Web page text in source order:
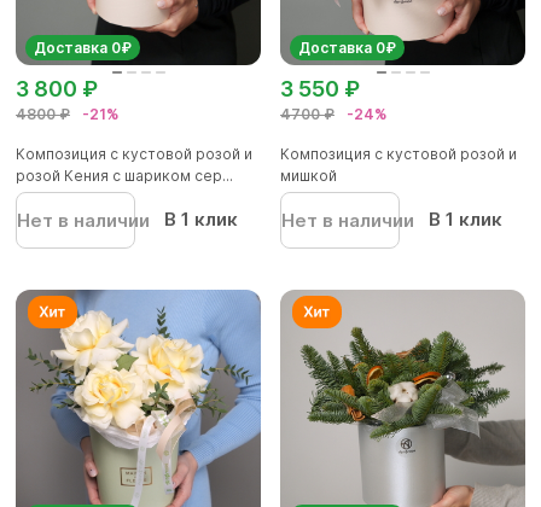
Доставка 0₽
4800 ₽ -21%
3 800 ₽
Композиция с кустовой розой и
розой Кения с шариком сер...
Нет в наличии В 1 клик
Доставка 0₽
4700 ₽ -24%
3 550 ₽
Композиция с кустовой розой и
мишкой
Нет в наличии В 1 клик